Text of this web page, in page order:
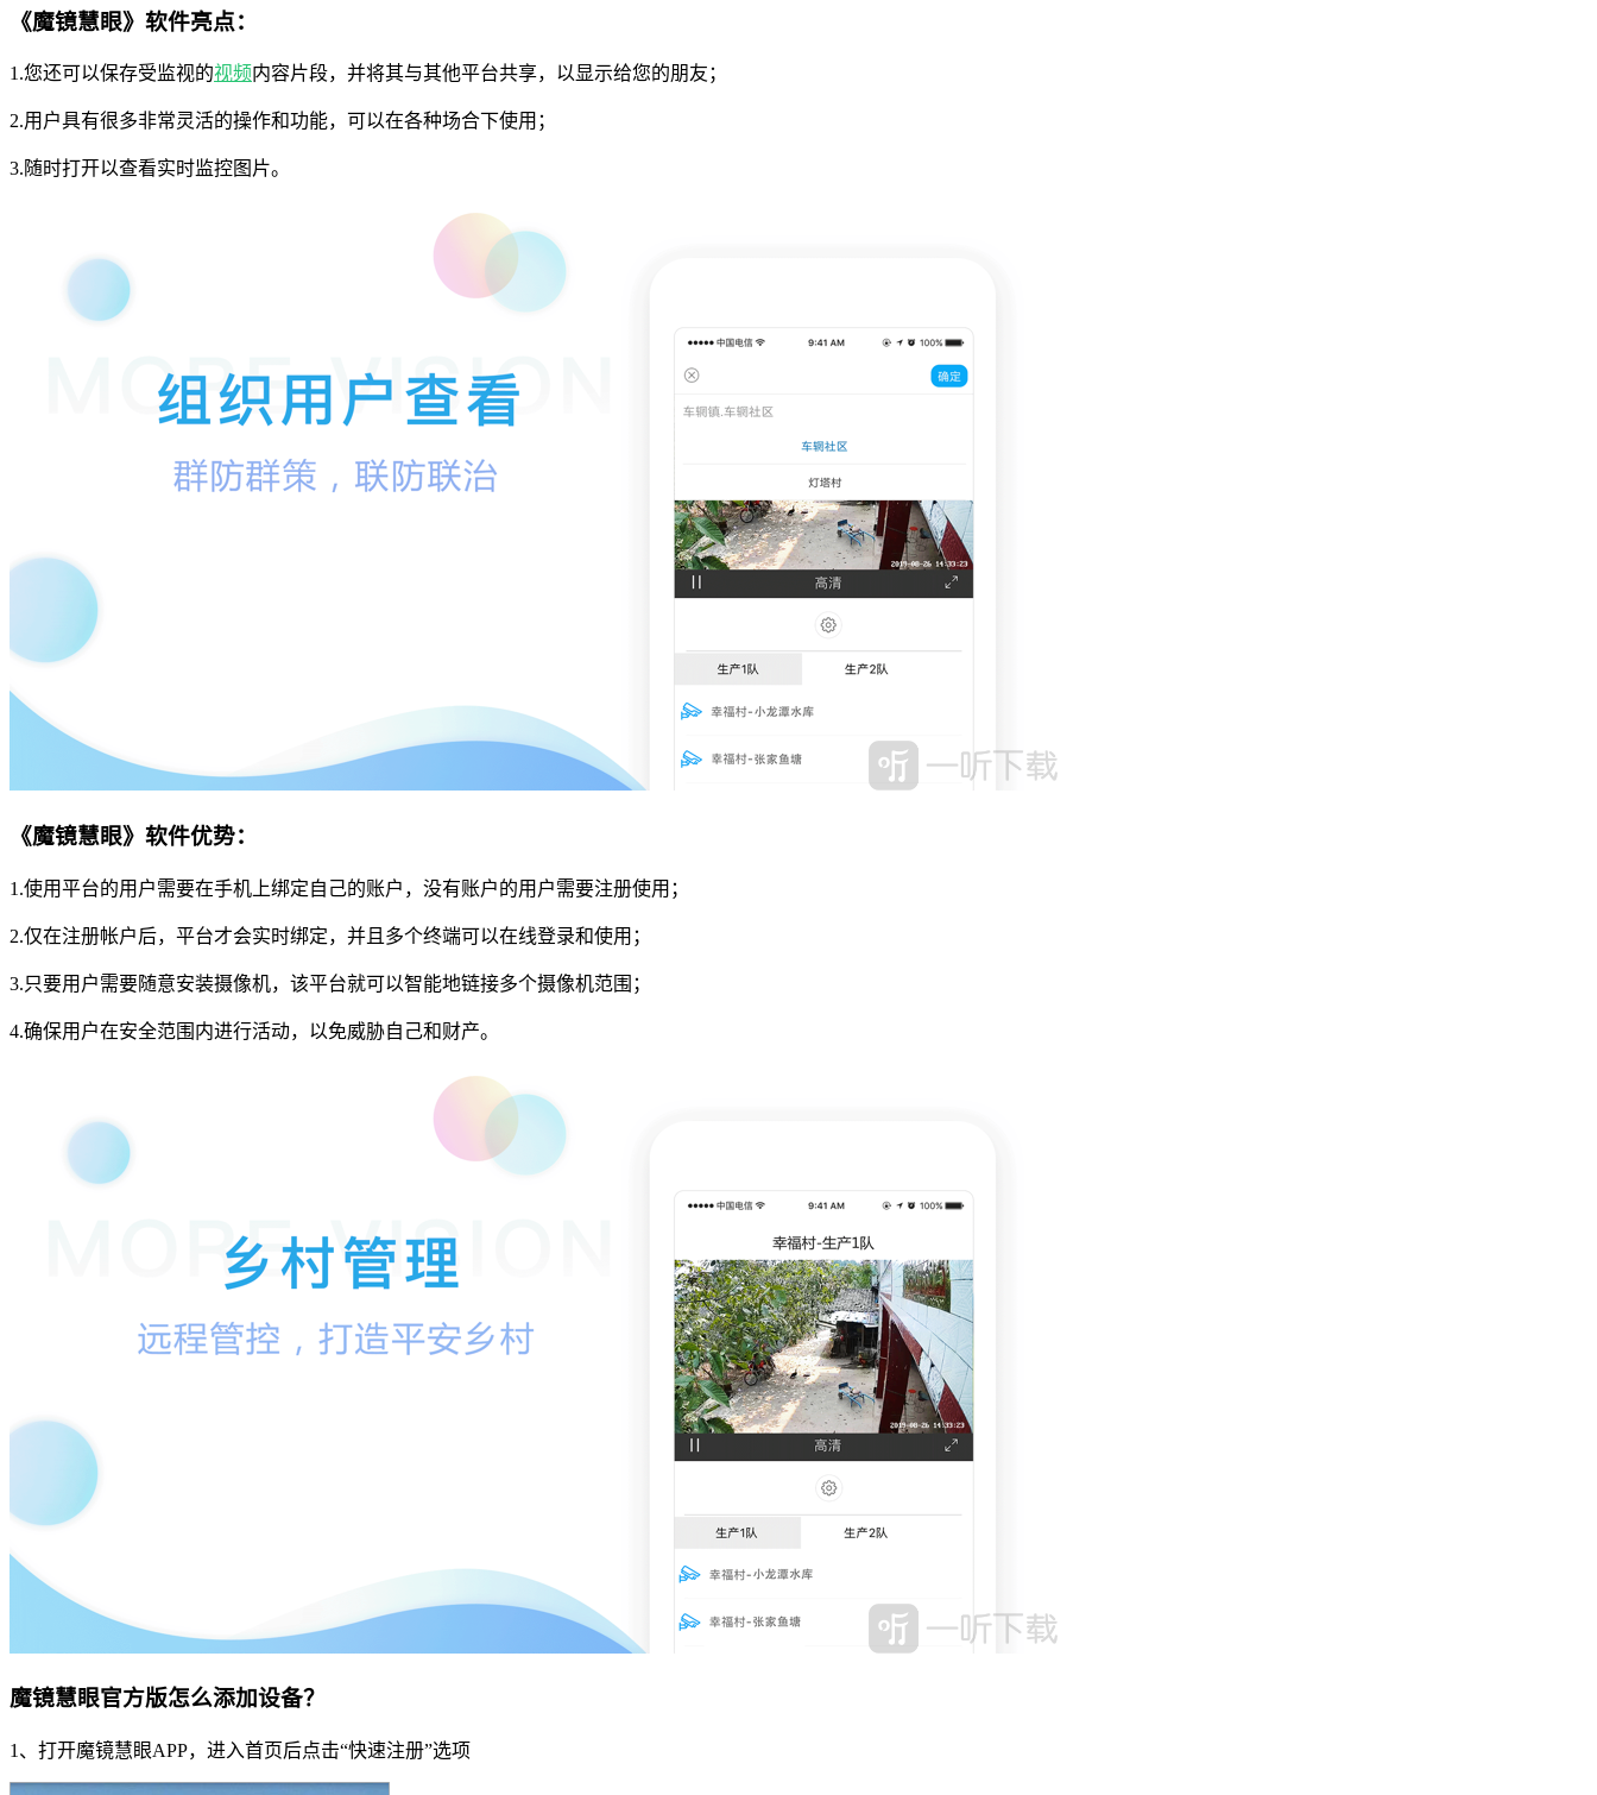
《魔镜慧眼》软件亮点：
1.您还可以保存受监视的视频内容片段，并将其与其他平台共享，以显示给您的朋友；
2.用户具有很多非常灵活的操作和功能，可以在各种场合下使用；
3.随时打开以查看实时监控图片。
《魔镜慧眼》软件优势：
1.使用平台的用户需要在手机上绑定自己的账户，没有账户的用户需要注册使用；
2.仅在注册帐户后，平台才会实时绑定，并且多个终端可以在线登录和使用；
3.只要用户需要随意安装摄像机，该平台就可以智能地链接多个摄像机范围；
4.确保用户在安全范围内进行活动，以免威胁自己和财产。
魔镜慧眼官方版怎么添加设备？
1、打开魔镜慧眼APP，进入首页后点击“快速注册”选项